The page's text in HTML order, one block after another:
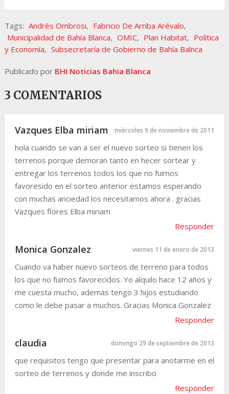
Tags: Andrés Ombrosi, Fabricio De Arriba Arévalo,
Municipalidad de Bahía Blanca, OMIC, Plan Habitat, Política
y Economía, Subsecretaría de Gobierno de Bahía Balnca
Publicado por BHI Noticias Bahia Blanca
3 COMENTARIOS
Vazques Elba miriam miércoles 9 de noviembre de 2011
hola cuando se van a ser el nuevo sorteo si tienen los
terrenos porque demoran tanto en hecer sortear y
entregar los terrenos todos los que no fuimos
favoresido en el sorteo anterior estamos esperando
con muchas anciedad los necesitamos ahora . gracias
Vazques flores Elba miriam
Responder
Monica Gonzalez viernes 11 de enero de 2013
Cuando va haber nuevo sorteos de terreno para todos
los que no fuimos favorecidos. Yo alquilo hace 12 años y
me cuesta mucho, ademas tengo 3 hijos estudiando
como le debe pasar a muchos. Gracias Monica Gonzalez
Responder
claudia domingo 29 de septiembre de 2013
que requisitos tengo que presentar para anotarme en el
sorteo de terrenos y donde me inscribo
Responder